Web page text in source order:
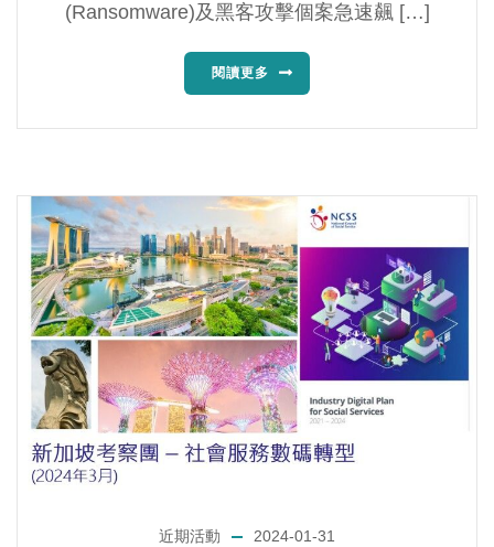
(Ransomware)及黑客攻擊個案急速飆 […]
閱讀更多
近期活動 2024-01-31